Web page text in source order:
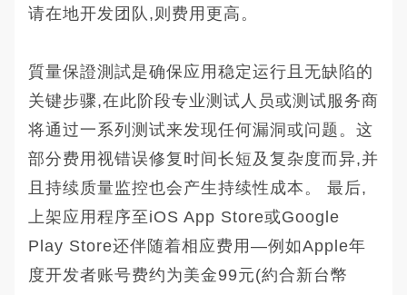
请在地开发团队,则费用更高。
質量保證測試是确保应用稳定运行且无缺陷的
关键步骤,在此阶段专业测试人员或测试服务商
将通过一系列测试来发现任何漏洞或问题。这
部分费用视错误修复时间长短及复杂度而异,并
且持续质量监控也会产生持续性成本。 最后,
上架应用程序至iOS App Store或Google
Play Store还伴随着相应费用—例如Apple年
度开发者账号费约为美金99元(約合新台幣